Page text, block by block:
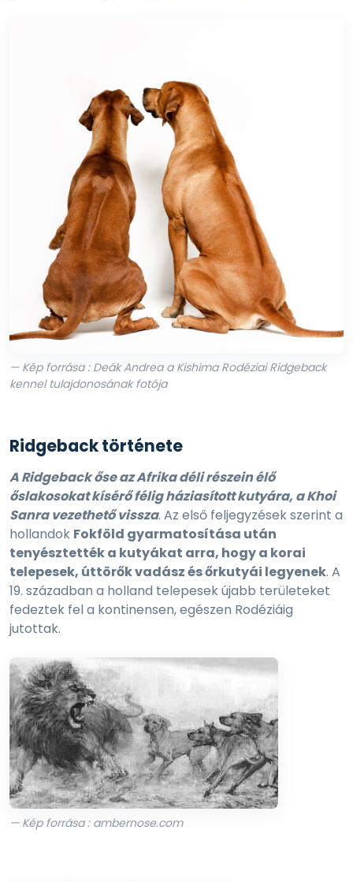
— Kép forrása : Deák Andrea a Kishima Rodéziai Ridgeback
kennel tulajdonosának fotója
Ridgeback története
A Ridgeback őse az Afrika déli részein élő
őslakosokat kísérő félig háziasított kutyára, a Khoi
Sanra vezethető vissza. Az első feljegyzések szerint a
hollandok Fokföld gyarmatosítása után
tenyésztették a kutyákat arra, hogy a korai
telepesek, úttörők vadász és őrkutyái legyenek. A
19. században a holland telepesek újabb területeket
fedeztek fel a kontinensen, egészen Rodéziáig
jutottak.
— Kép forrása : ambernose.com